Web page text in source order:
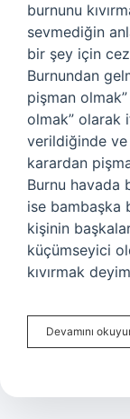
burnunu
sevmediğin
bir şey için
Burnundan
pişman
olmak” olarak
verildiğinde
karardan
Burnu havada
ise bambaşka
kişinin
küçümseyici
kıvırmak
Devamını